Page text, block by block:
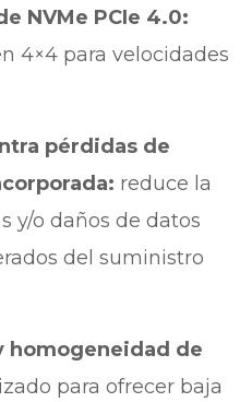
NVMe PCIe 4.0:
4×4 para velocidades
pérdidas de
reduce la
y/o daños de datos
del suministro
homogeneidad de
para ofrecer baja